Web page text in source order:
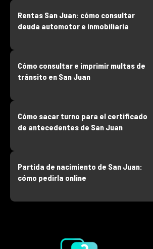
Rentas San Juan: cómo consultar
deuda automotor e inmobiliaria
Cómo consultar e imprimir multas de
tránsito en San Juan
Cómo sacar turno para el certificado
de antecedentes de San Juan
Partida de nacimiento de San Juan:
cómo pedirla online